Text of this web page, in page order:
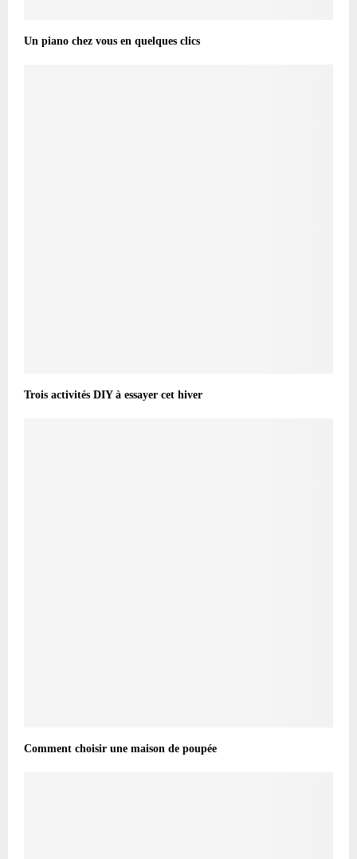
Un piano chez vous en quelques clics
Trois activités DIY à essayer cet hiver
Comment choisir une maison de poupée